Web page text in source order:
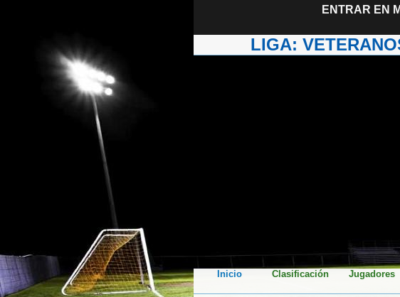
ENTRAR EN
LIGA:
Inicio Clasificación Jugadores